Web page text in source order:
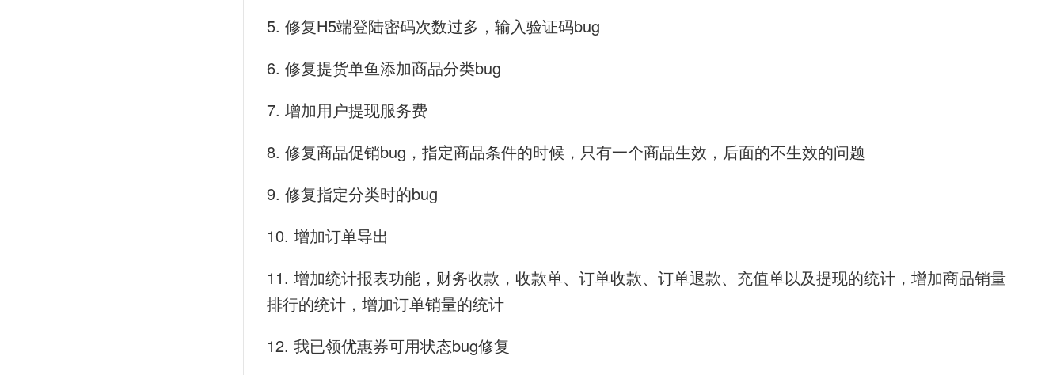
5. 修复H5端登陆密码次数过多，输入验证码bug
6. 修复提货单鱼添加商品分类bug
7. 增加用户提现服务费
8. 修复商品促销bug，指定商品条件的时候，只有一个商品生效，后面的不生效的问题
9. 修复指定分类时的bug
10. 增加订单导出
11. 增加统计报表功能，财务收款，收款单、订单收款、订单退款、充值单以及提现的统计，增加商品销量
排行的统计，增加订单销量的统计
12. 我已领优惠券可用状态bug修复